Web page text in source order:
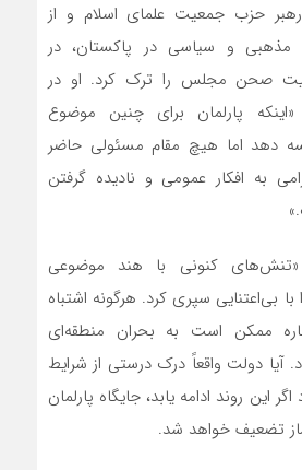
رهبر حزب جمعیت علمای اسلام و از
و سیاسی در پاکستان، در
صحن مجلس را ترک کرد. او در
پارلمان برای چنین موضوع
دهد اما هیچ مقام مسئولی حاضر
به افکار عمومی و نادیده گرفتن
«تنش‌های کنونی با هند موضوعی
بی‌اعتنایی سپری کرد. هرگونه اشتباه
ممکن است به بحران منطقه‌ای
آیا دولت واقعاً درک درستی از شرایط
این روند ادامه یابد، جایگاه پارلمان
تضعیف خواهد شد.